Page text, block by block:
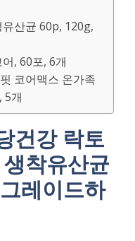
산균 60p, 120g,
, 60포, 6개
코어맥스 온가족
5개
건강 락토
착유산균
레이드하